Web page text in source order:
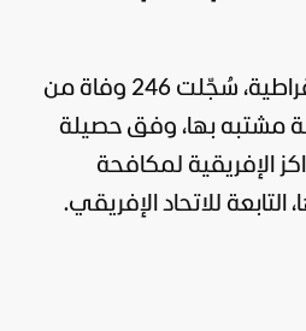
وفي الكونغو الديمقراطية، سُجّلت 246 وفاة من
من 1,000 حالة مشتبه بها، وفق حصيلة
الإفريقية لمكافحة
التابعة للاتحاد الإفريقي.